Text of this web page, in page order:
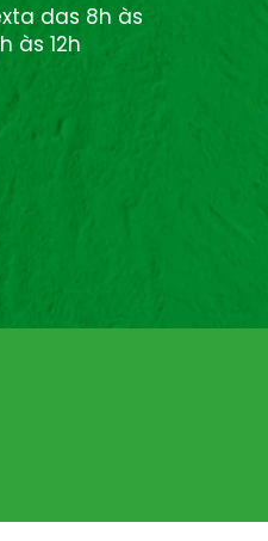
das 8h às
às 12h